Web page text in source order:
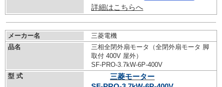
詳細はこちらへ
メーカー名
三菱電機
品名
三相全閉外扇モータ（全閉外扇モータ 脚
取付 400V 屋外）
SF-PRO-3.7kW-6P-400V
型 式
三菱モーター